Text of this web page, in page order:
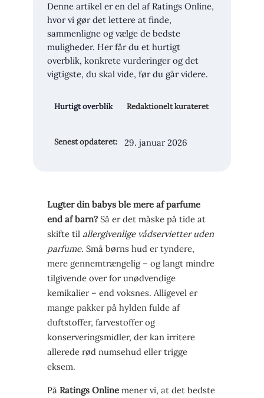
Denne artikel er en del af Ratings Online,
hvor vi gør det lettere at finde,
sammenligne og vælge de bedste
muligheder. Her får du et hurtigt
overblik, konkrete vurderinger og det
vigtigste, du skal vide, før du går videre.
Hurtigt overblik Redaktionelt kurateret
Senest opdateret: 29. januar 2026
Lugter din babys ble mere af parfume
end af barn? Så er det måske på tide at
skifte til allergivenlige vådservietter uden
parfume. Små børns hud er tyndere,
mere gennemtrængelig – og langt mindre
tilgivende over for unødvendige
kemikalier – end voksnes. Alligevel er
mange pakker på hylden fulde af
duftstoffer, farvestoffer og
konserveringsmidler, der kan irritere
allerede rød numsehud eller trigge
eksem.
På Ratings Online mener vi, at det bedste